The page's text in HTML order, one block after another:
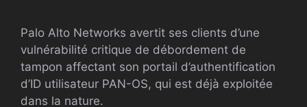
Palo Alto Networks avertit ses clients d’une
vulnérabilité critique de débordement de
tampon affectant son portail d’authentification
d’ID utilisateur PAN-OS, qui est déjà exploitée
dans la nature.